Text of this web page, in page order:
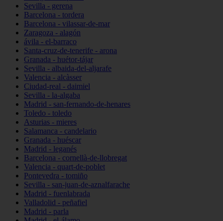
Sevilla - gerena
Barcelona - tordera
Barcelona - vilassar-de-mar
Zaragoza - alagón
ávila - el-barraco
Santa-cruz-de-tenerife - arona
Granada - huétor-tájar
Sevilla - albaida-del-aljarafe
Valencia - alcàsser
Ciudad-real - daimiel
Sevilla - la-algaba
Madrid - san-fernando-de-henares
Toledo - toledo
Asturias - mieres
Salamanca - candelario
Granada - huéscar
Madrid - leganés
Barcelona - cornellà-de-llobregat
Valencia - quart-de-poblet
Pontevedra - tomiño
Sevilla - san-juan-de-aznalfarache
Madrid - fuenlabrada
Valladolid - peñafiel
Madrid - parla